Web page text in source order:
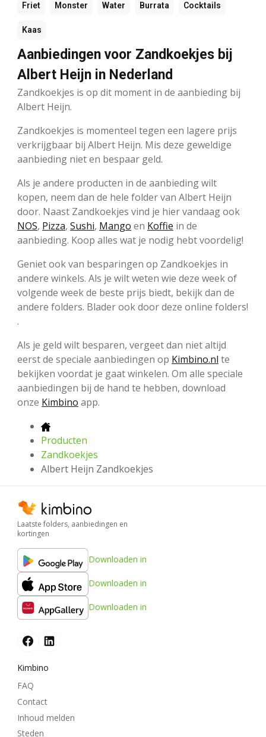
Friet Monster Water Burrata Cocktails
Kaas
Aanbiedingen voor Zandkoekjes bij
Albert Heijn in Nederland
Zandkoekjes is op dit moment in de aanbieding bij
Albert Heijn.
Zandkoekjes is momenteel tegen een lagere prijs
verkrijgbaar bij Albert Heijn. Mis deze geweldige
aanbieding niet en bespaar geld.
Als je andere producten in de aanbieding wilt
kopen, neem dan de hele folder van Albert Heijn
door. Naast Zandkoekjes vind je hier vandaag ook
NOS, Pizza, Sushi, Mango en Koffie in de
aanbieding. Koop alles wat je nodig hebt voordelig!
Geniet ook van besparingen op Zandkoekjes in
andere winkels. Als je wilt weten wie deze week of
volgende week de beste prijs biedt, bekijk dan de
andere folders. Blader ook door deze online folders!
.
Als je geld wilt besparen, vergeet dan niet altijd
eerst de speciale aanbiedingen op Kimbino.nl te
bekijken voordat je gaat winkelen. Om alle speciale
aanbiedingen bij de hand te hebben, download
onze Kimbino app.
Producten
Zandkoekjes
Albert Heijn Zandkoekjes
Laatste folders, aanbiedingen en
kortingen
Downloaden in
Downloaden in
Downloaden in
Kimbino
FAQ
Contact
Inhoud melden
Steden